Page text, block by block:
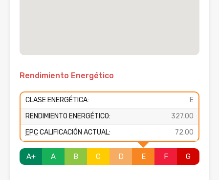
Rendimiento Energético
CLASE ENERGÉTICA:
E
RENDIMIENTO ENERGÉTICO:
327.00
EPCCALIFICACIÓN ACTUAL: 72.00
A+ A B C D E F G